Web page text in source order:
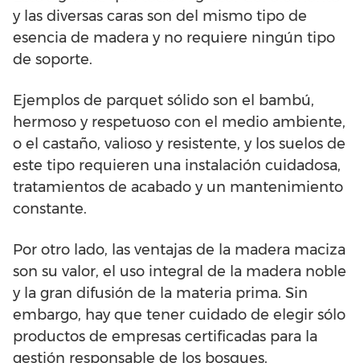
y las diversas caras son del mismo tipo de
esencia de madera y no requiere ningún tipo
de soporte.
Ejemplos de parquet sólido son el bambú,
hermoso y respetuoso con el medio ambiente,
o el castaño, valioso y resistente, y los suelos de
este tipo requieren una instalación cuidadosa,
tratamientos de acabado y un mantenimiento
constante.
Por otro lado, las ventajas de la madera maciza
son su valor, el uso integral de la madera noble
y la gran difusión de la materia prima. Sin
embargo, hay que tener cuidado de elegir sólo
productos de empresas certificadas para la
gestión responsable de los bosques.